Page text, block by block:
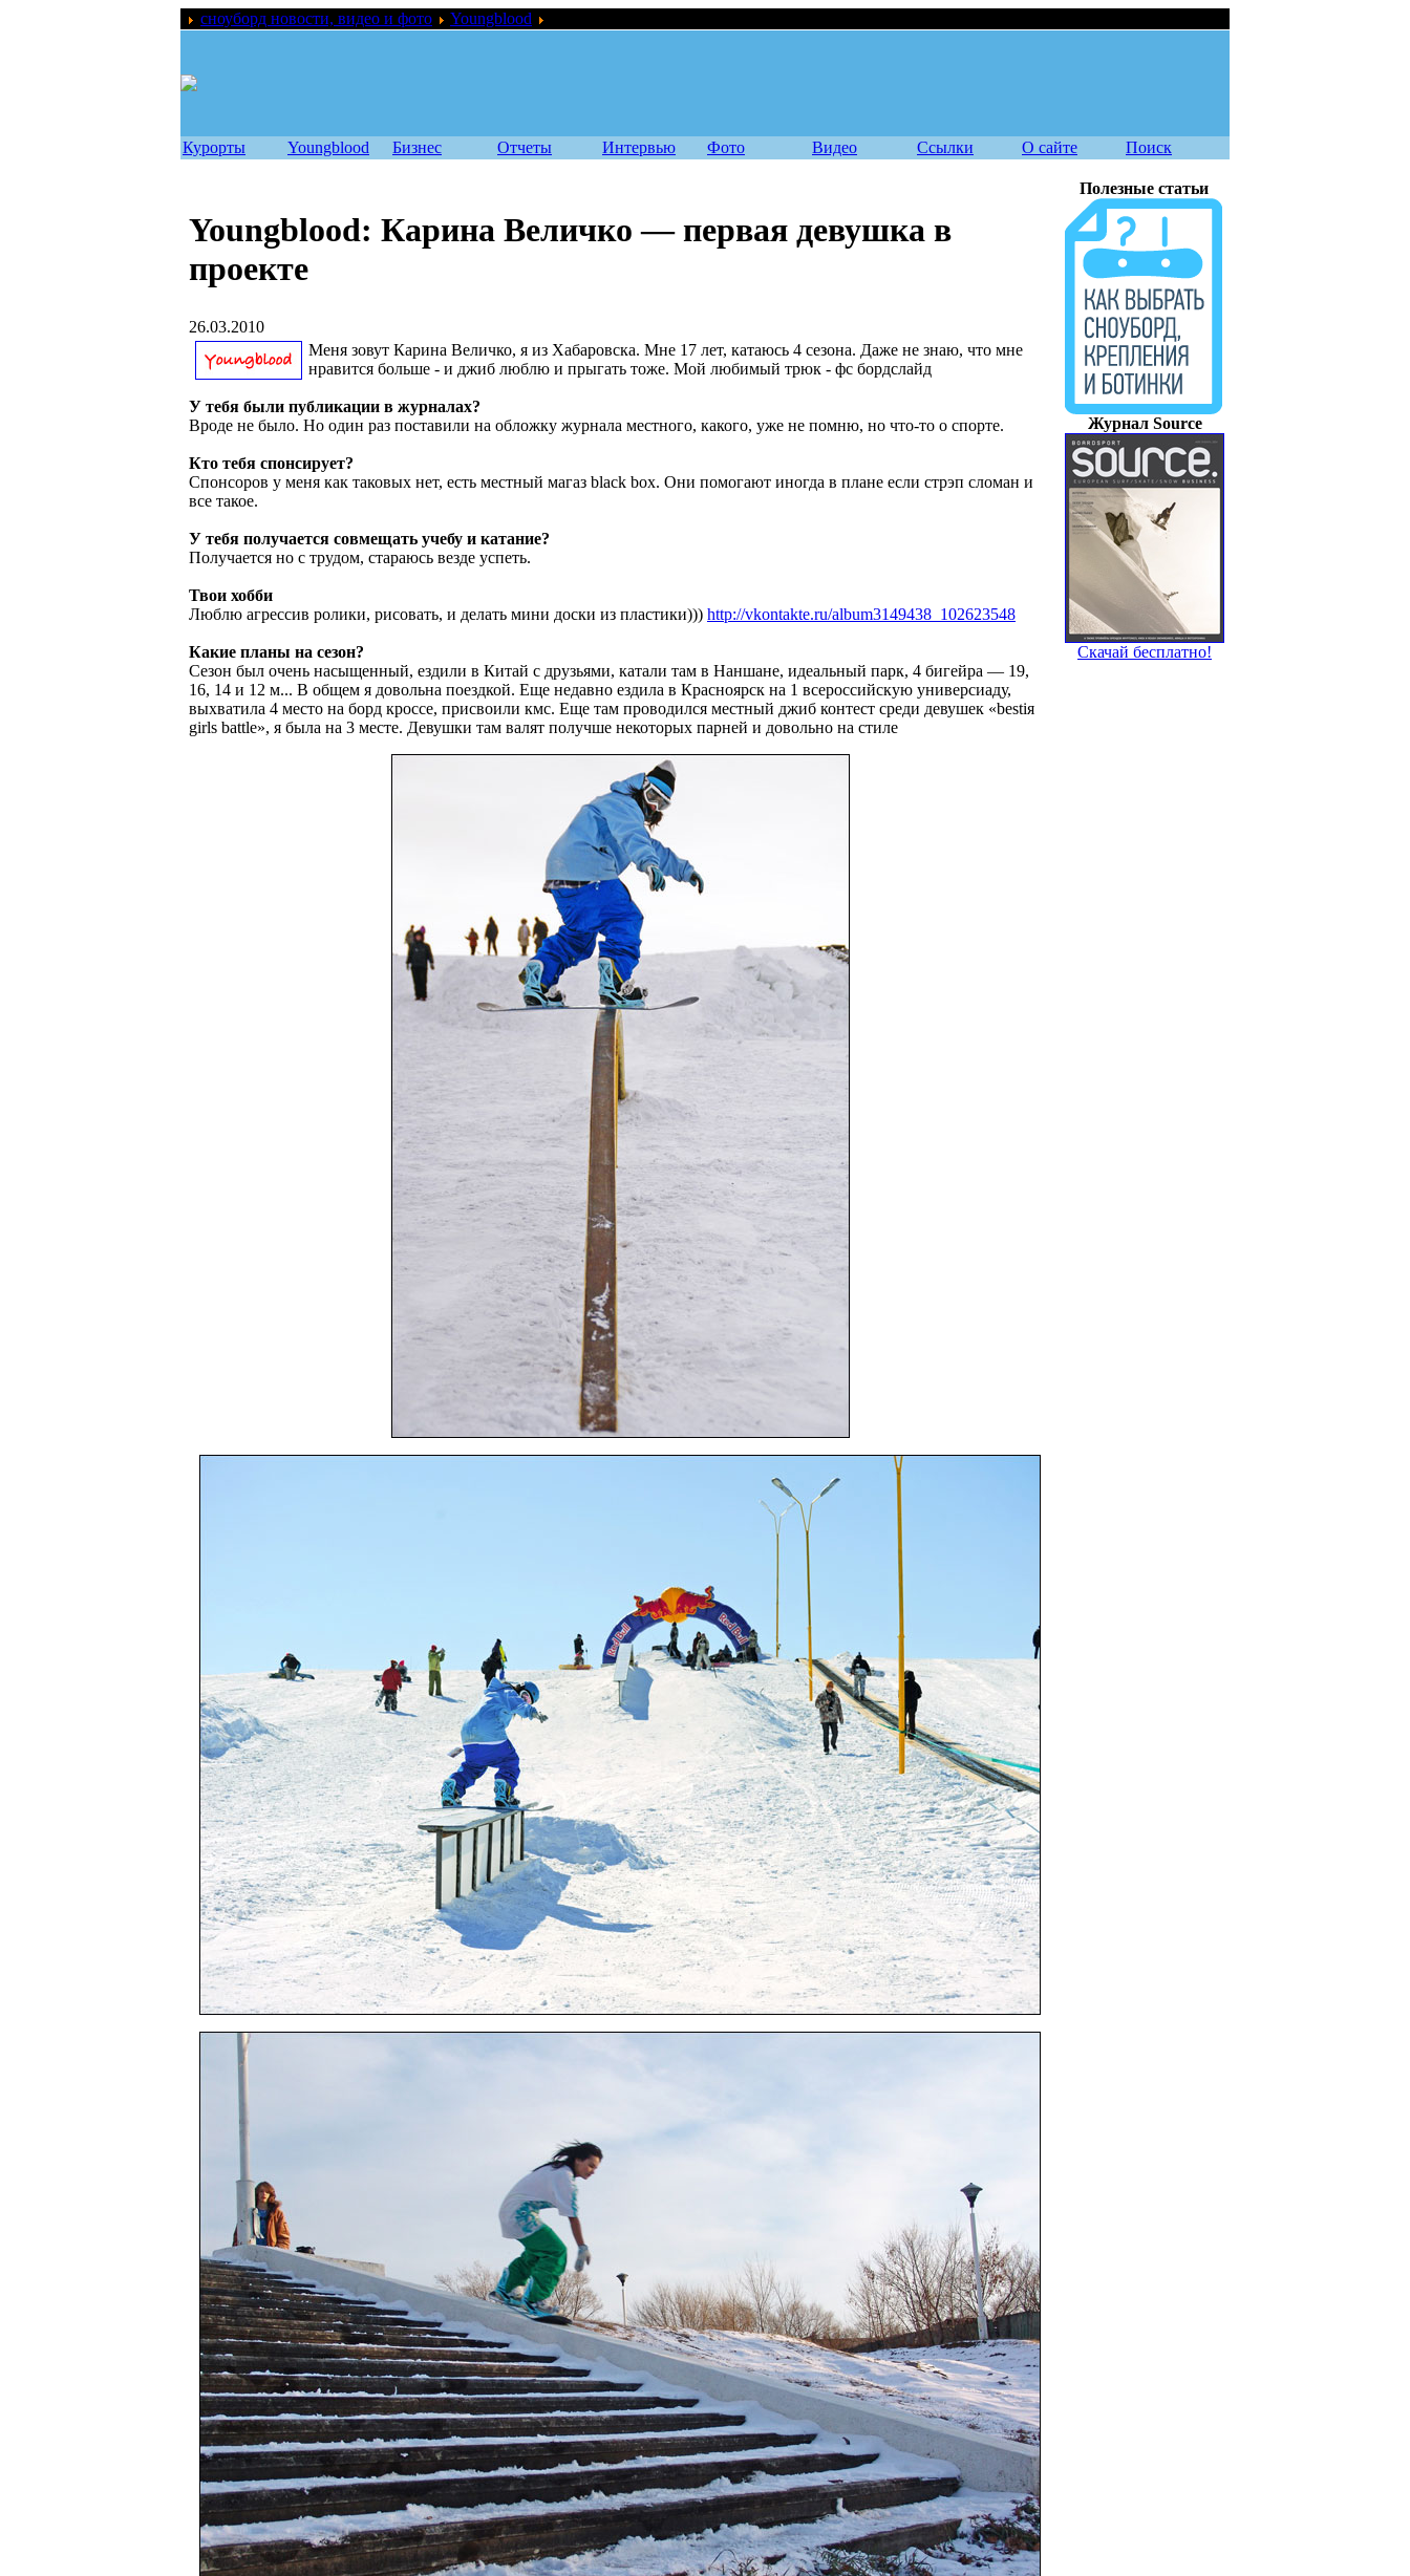
сноуборд новости, видео и фото Youngblood
Курорты Youngblood Бизнес Отчеты Интервью Фото Видео Ссылки О сайте Поиск
Youngblood: Карина Величко — первая девушка в
проекте
26.03.2010
Меня зовут Карина Величко, я из Хабаровска. Мне 17 лет, катаюсь 4 сезона. Даже не знаю, что мне
нравится больше - и джиб люблю и прыгать тоже. Мой любимый трюк - фс бордслайд
У тебя были публикации в журналах?
Вроде не было. Но один раз поставили на обложку журнала местного, какого, уже не помню, но что-то о спорте.
Кто тебя спонсирует?
Спонсоров у меня как таковых нет, есть местный магаз black box. Они помогают иногда в плане если стрэп сломан и
все такое.
У тебя получается совмещать учебу и катание?
Получается но с трудом, стараюсь везде успеть.
Твои хобби
Люблю агрессив ролики, рисовать, и делать мини доски из пластики))) http://vkontakte.ru/album3149438_102623548
Какие планы на сезон?
Сезон был очень насыщенный, ездили в Китай с друзьями, катали там в Наншане, идеальный парк, 4 бигейра — 19,
16, 14 и 12 м... В общем я довольна поездкой. Еще недавно ездила в Красноярск на 1 всероссийскую универсиаду,
выхватила 4 место на борд кроссе, присвоили кмс. Еще там проводился местный джиб контест среди девушек «bestiя
girls battle», я была на 3 месте. Девушки там валят получше некоторых парней и довольно на стиле
Полезные статьи
Журнал Source
Скачай бесплатно!